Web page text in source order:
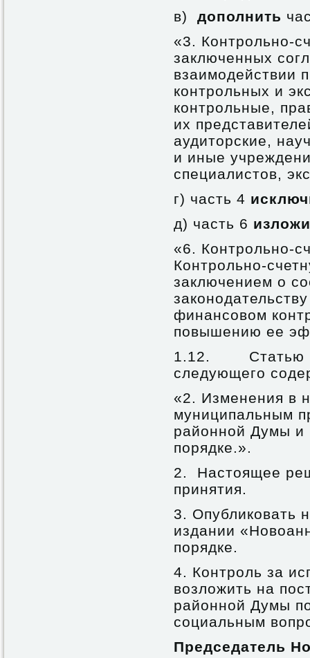
в) дополнить
«3. Контрольно-
заключенных
взаимодействии
контрольных и
контрольные,
их
аудиторские,
и иные
специалистов,
г) часть 4
д) часть 6
«6. Контрольно-
Контрольно-
заключением о
финансовом
повышению ее
1.12. Статью 23
следующего
«2. Изменения в
муниципальным
районной Думы и
порядке.».
2. Настоящее
принятия.
3. Опубликовать
издании
порядке.
4. Контроль за
возложить на
районной Думы
социальным
Председатель